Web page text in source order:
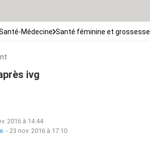
Médecine Santé féminine et grossesse
ivg
2016 à 14:44
- 23 nov. 2016 à 17:10